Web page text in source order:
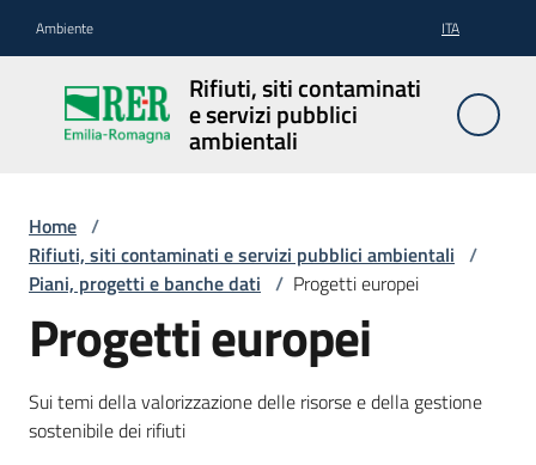
Ambiente ITA
Rifiuti, siti contaminati
e servizi pubblici
ambientali
Rifiuti, siti
contaminati
e servizi
Siti
contaminati
Home /
Rifiuti, siti contaminati e servizi pubblici ambientali /
Piani, progetti e banche dati / Progetti europei
Progetti europei
Sui temi della valorizzazione delle risorse e della gestione
sostenibile dei rifiuti